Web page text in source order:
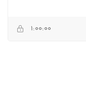
1:00:00